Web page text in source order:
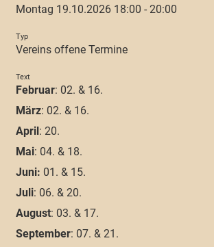
Montag 19.10.2026 18:00 - 20:00
Typ
Vereins offene Termine
Text
Februar: 02. & 16.
März: 02. & 16.
April: 20.
Mai: 04. & 18.
Juni: 01. & 15.
Juli: 06. & 20.
August: 03. & 17.
September: 07. & 21.